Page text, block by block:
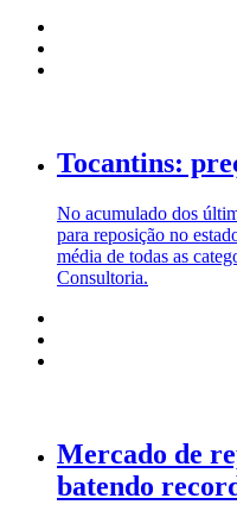
Tocantins:
No acumulado dos
para reposição no
média de todas as
Consultoria.
Mercado de
batendo